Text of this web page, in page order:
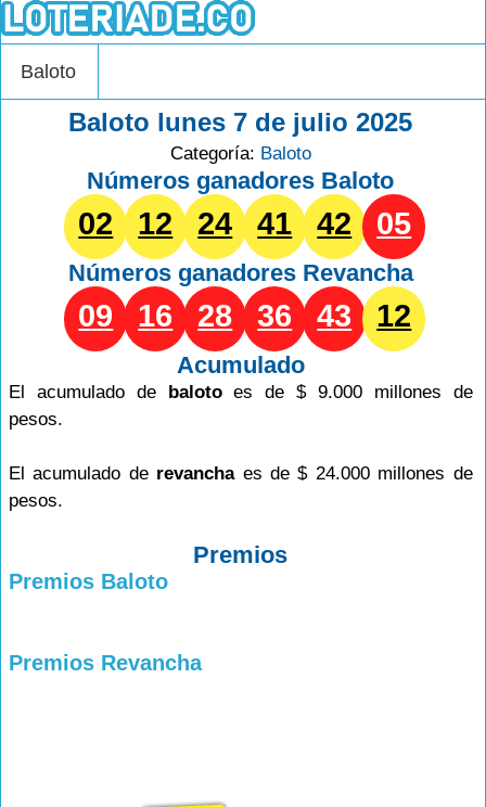
Baloto
Baloto lunes 7 de julio 2025
Categoría: Baloto
Números ganadores Baloto
02 12 24 41 42 05
Números ganadores Revancha
09 16 28 36 43 12
Acumulado
El acumulado de balotoes de $ 9.000 millones de
pesos.
El acumulado de revanchaes de $ 24.000 millones de
pesos.
Premios
Premios Baloto
Premios Revancha